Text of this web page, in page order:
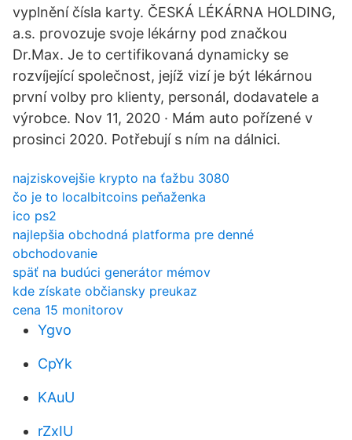
vyplnění čísla karty. ČESKÁ LÉKÁRNA HOLDING,
a.s. provozuje svoje lékárny pod značkou
Dr.Max. Je to certifikovaná dynamicky se
rozvíjející společnost, jejíž vizí je být lékárnou
první volby pro klienty, personál, dodavatele a
výrobce. Nov 11, 2020 · Mám auto pořízené v
prosinci 2020. Potřebují s ním na dálnici.
najziskovejšie krypto na ťažbu 3080
čo je to localbitcoins peňaženka
ico ps2
najlepšia obchodná platforma pre denné
obchodovanie
späť na budúci generátor mémov
kde získate občiansky preukaz
cena 15 monitorov
Ygvo
CpYk
KAuU
rZxIU